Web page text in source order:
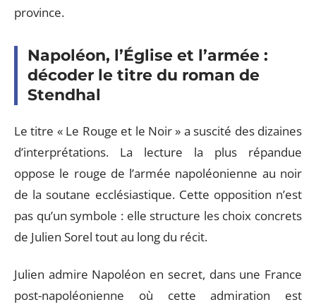
province.
Napoléon, l’Église et l’armée :
décoder le titre du roman de
Stendhal
Le titre « Le Rouge et le Noir » a suscité des dizaines
d’interprétations. La lecture la plus répandue
oppose le rouge de l’armée napoléonienne au noir
de la soutane ecclésiastique. Cette opposition n’est
pas qu’un symbole : elle structure les choix concrets
de Julien Sorel tout au long du récit.
Julien admire Napoléon en secret, dans une France
post-napoléonienne où cette admiration est